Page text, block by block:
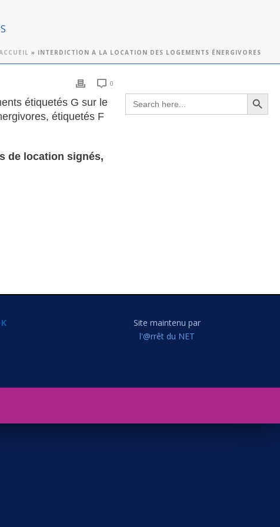
» INTERDICTION A LA LOCATION DES LOGEMENTS ÉNERGIVORES
0
étiquetés G sur le
étiquetés F
de location signés,
Search
for:
Search Button
Site maintenu par
l'@rrêt du NET